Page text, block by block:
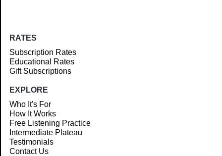
RATES
Subscription Rates
Educational Rates
Gift Subscriptions
EXPLORE
Who It's For
How It Works
Free Listening Practice
Intermediate Plateau
Testimonials
Contact Us